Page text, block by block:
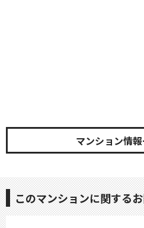
マンション情
このマンションに関する